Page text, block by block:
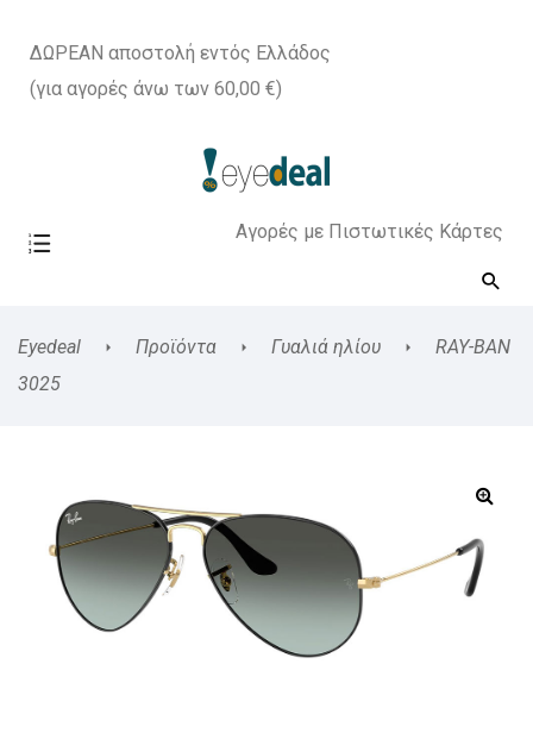
ΔΩΡΕΑΝ αποστολή εντός Ελλάδος
(για αγορές άνω των 60,00 €)
Αγορές με Πιστωτικές Κάρτες
Eyedeal Προϊόντα Γυαλιά ηλίου
RAY-BAN
3025